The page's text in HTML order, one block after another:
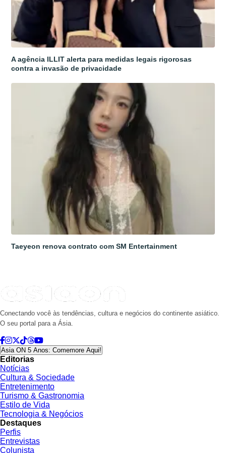
A agência ILLIT alerta para medidas legais rigorosas
contra a invasão de privacidade
Taeyeon renova contrato com SM Entertainment
Conectando você às tendências, cultura e negócios do continente asiático.
O seu portal para a Ásia.
Asia ON 5 Anos: Comemore Aqui!
Editorias
Notícias
Cultura & Sociedade
Entretenimento
Turismo & Gastronomia
Estilo de Vida
Tecnologia & Negócios
Destaques
Perfis
Entrevistas
Colunista